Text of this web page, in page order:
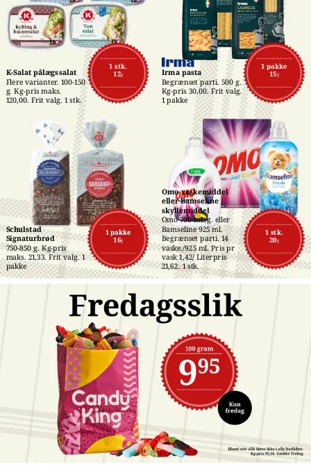
1 pakke
16,-
Schulstad
Signaturbrød
750-850 g. Kg-pris
maks. 21,33. Frit valg. 1
pakke
1 stk.
20,-
Omo vaskemiddel
eller Bamseline
skyllemiddel
Omo 700 ml./g. eller
Bamseline 925 ml.
Begrænset parti. 14
vaske./925 ml. Pris pr
vask 1,42/ Literpris
21,62. 1 stk.
1 stk.
12,-
K-Salat pålægssalat
Flere varianter. 100-150
g. Kg-pris maks.
120,00. Frit valg. 1 stk.
1 pakke
15,-
Irma pasta
Begrænset parti. 500 g.
Kg-pris 30,00. Frit valg.
1 pakke